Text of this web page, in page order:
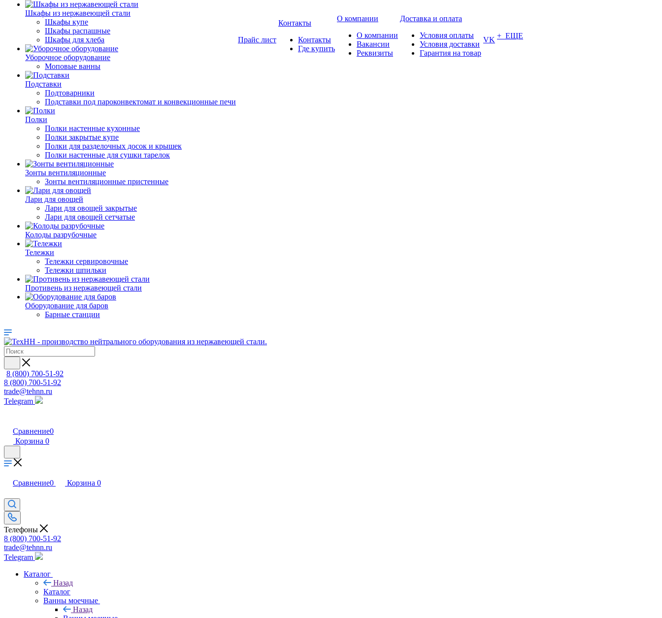
Шкафы из нержавеющей стали
Шкафы купе
Шкафы распашные
Шкафы для хлеба
Уборочное оборудование
Моповые ванны
Подставки
Подтоварники
Подставки под пароконвектомат и конвекционные печи
Полки
Полки настенные кухонные
Полки закрытые купе
Полки для разделочных досок и крышек
Полки настенные для сушки тарелок
Зонты вентиляционные
Зонты вентиляционные пристенные
Лари для овощей
Лари для овощей закрытые
Лари для овощей сетчатые
Колоды разрубочные
Тележки
Тележки сервировочные
Тележки шпильки
Противень из нержавеющей стали
Оборудование для баров
Барные станции
Прайс лист
Контакты
Контакты
Где купить
О компании
О компании
Вакансии
Реквизиты
Доставка и оплата
Условия оплаты
Условия доставки
Гарантия на товар
VK + ЕЩЕ
8 (800) 700-51-92
8 (800) 700-51-92
trade@tehnn.ru
Telegram
Сравнение0
Корзина 0
Сравнение0 Корзина 0
Телефоны
8 (800) 700-51-92
trade@tehnn.ru
Telegram
Каталог
Назад
Каталог
Ванны моечные
Назад